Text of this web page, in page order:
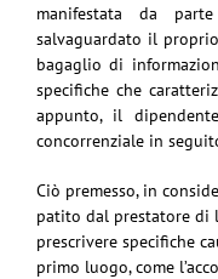
manifestata da
salvaguardato il
bagaglio di
specifiche che
appunto, il
concorrenziale in
Ciò premesso, in
patito dal prestatore di
prescrivere specifiche
primo luogo, come